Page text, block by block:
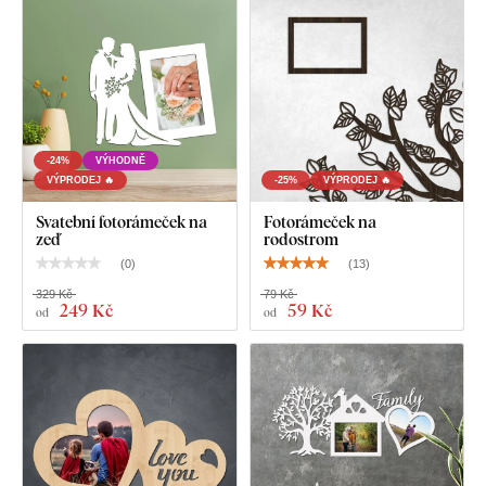
která vzniká slisováním dřevěných vláken a pryskyřice pod
tlakem. Materiál jepevný (tloušťka 3 mm),
tvarově stálý a má
hladký povrch. Díky své pevnosti umožňuje
precizní řezání i
jemných, tenkých detailů .
Na výběr máte z 12 dekorů
s polomatným lakem, který
zvyšuje odolnost proti běžnému poškrábání.Tloušťka 3
mm dodává produktu3D efekt
s jemným stínováním, díky
čemuž na stěně působí čistě a elegantně – na rozdíl od
-24%
VÝHODNĚ
VÝPRODEJ 🔥
Svatební fotorámeček na
zeď
(0)
od 249 Kč
329 Kč
-25% VÝPRODEJ 🔥
Fotorámeček na
rodostrom
(13)
od 59 Kč
79 Kč